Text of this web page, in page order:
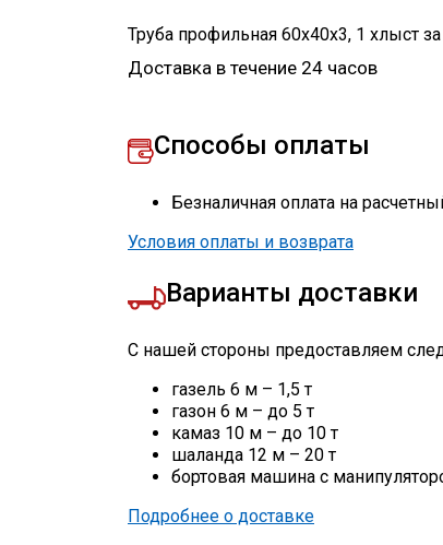
Труба профильная 60х40х3, 1 хлыст за
Доставка в течение 24 часов
Способы оплаты
Безналичная оплата на
Условия оплаты и возврата
Варианты доставки
С нашей стороны предоставляем
газель 6 м – 1,5 т
газон 6 м – до 5 т
камаз 10 м – до 10 т
шаланда 12 м – 20 т
бортовая машина с
Подробнее о доставке